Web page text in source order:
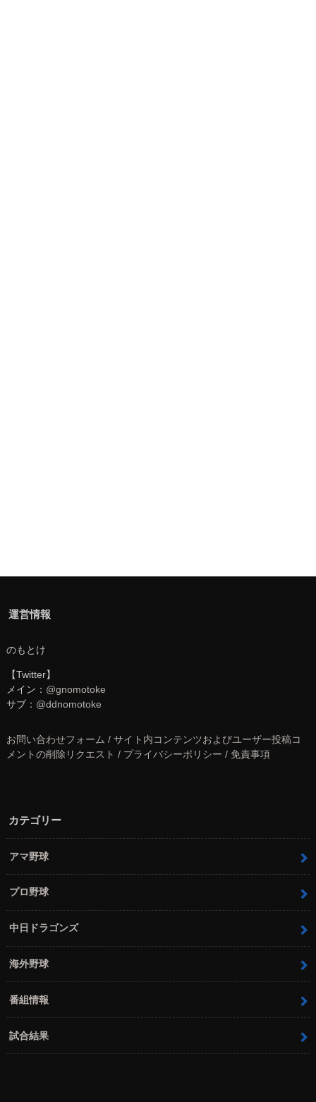
運営情報
のもとけ
【Twitter】
メイン： @gnomotoke
サブ： @ddnomotoke
お問い合わせフォーム / サイト内コンテンツおよびユーザー投稿コ
メントの削除リクエスト / プライバシーポリシー / 免責事項
カテゴリー
アマ野球
プロ野球
中日ドラゴンズ
海外野球
番組情報
試合結果